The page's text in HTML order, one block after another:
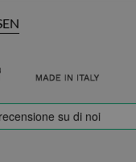
nicht nur leichtes
Temperaturen